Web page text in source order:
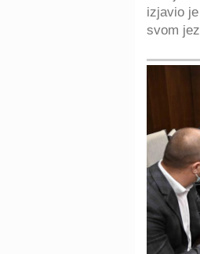
izjavio
svom